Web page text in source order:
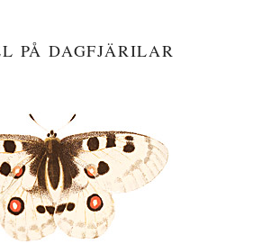
PÅ DAGFJÄRILAR